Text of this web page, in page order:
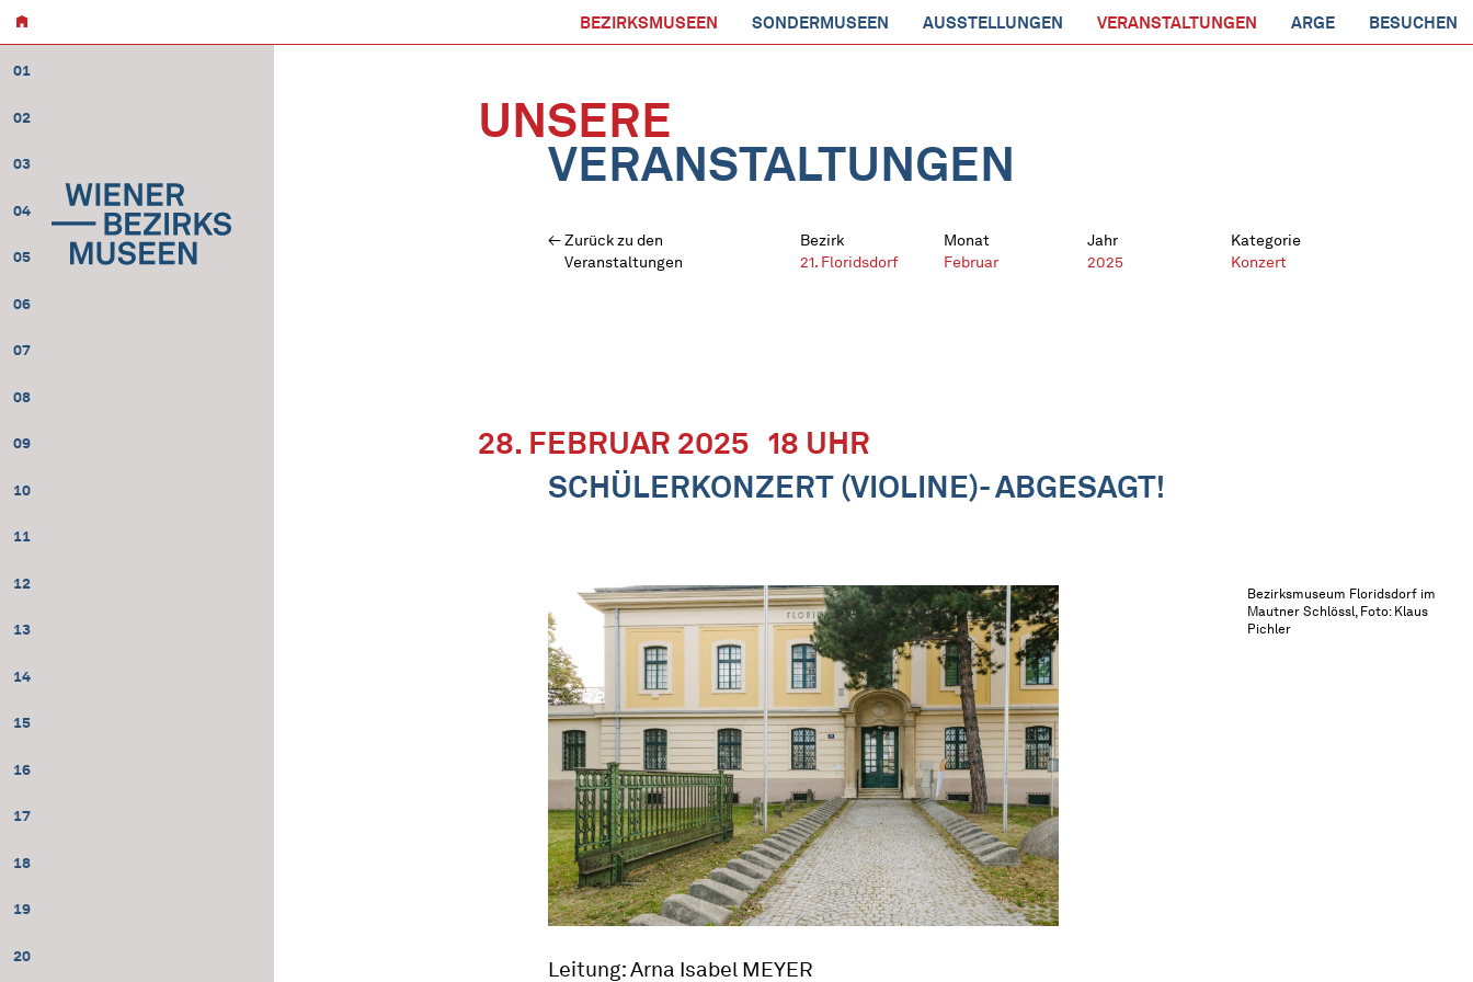
BEZIRKSMUSEEN SONDERMUSEEN AUSSTELLUNGEN VERANSTALTUNGEN ARGE BESUCHEN
01
02
03
04
05
06
07
08
09
10
11
12
13
14
15
16
17
18
19
20
UNSERE
VERANSTALTUNGEN
Zurück zu den
Veranstaltungen
Bezirk
21. Floridsdorf
Monat
Februar
Jahr
2025
Kategorie
Konzert
28. FEBRUAR 2025 18 UHR
SCHÜLERKONZERT (VIOLINE)- ABGESAGT!
Bezirksmuseum Floridsdorf im
Mautner Schlössl, Foto: Klaus
Pichler
Leitung: Arna Isabel MEYER